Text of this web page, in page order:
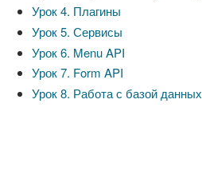
Урок 4. Плагины
Урок 5. Сервисы
Урок 6. Menu API
Урок 7. Form API
Урок 8. Работа с базой данных